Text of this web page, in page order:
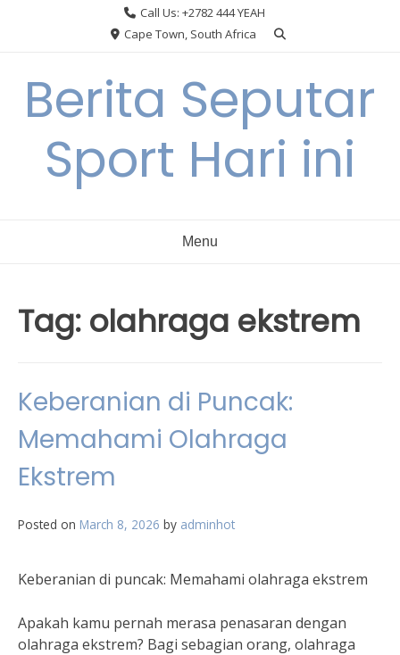
Call Us: +2782 444 YEAH
Cape Town, South Africa
Berita Seputar
Sport Hari ini
Menu
Tag: olahraga ekstrem
Keberanian di Puncak:
Memahami Olahraga
Ekstrem
Posted on March 8, 2026 by adminhot
Keberanian di puncak: Memahami olahraga ekstrem
Apakah kamu pernah merasa penasaran dengan
olahraga ekstrem? Bagi sebagian orang, olahraga